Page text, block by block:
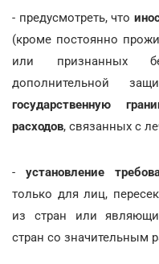
- предусмотреть, что
(кроме постоянно
или признанных
дополнительной
государственную
расходов, связанных с
- установление
только для лиц,
из стран или
стран со значительным